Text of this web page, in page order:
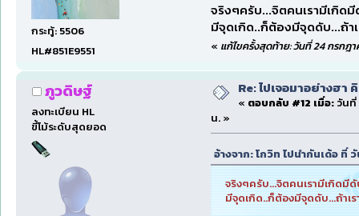
กระทู้: 5506
HL#851E9551
จริงๆครับ...จิตคนเรามีเกิด
มีจุดเกิด..ก็ต้องมีจุดดับ...ถ้าเ
« แก้ไขครั้งสุดท้าย: วันที่ 24 กรกฎา
ภูวดิษฐ์
ลงทะเบียน HL
ขี้โม้ระดับสุดยอด
Re: ไปเจอมาอย่างฮ
« ตอบกลับ #12 เมื่อ:วันที่
น. »
อ้างจาก: โกวิท ไปนำกันเด้อ ที่
จริงๆครับ...จิตคนเรามีเกิดมี
มีจุดเกิด..ก็ต้องมีจุดดับ...ถ้าเร